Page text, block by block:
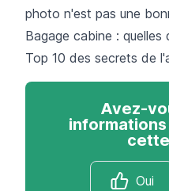
photo n'est pas une
Bagage cabine : quelles
Top 10 des secrets de
Avez-
Oui